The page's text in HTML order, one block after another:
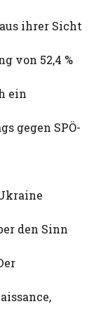
ihrer Sicht
von 52,4 %
ein
gegen SPÖ-
den Sinn